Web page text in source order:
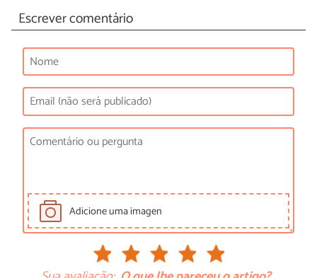
Escrever comentário
Adicione uma imagen